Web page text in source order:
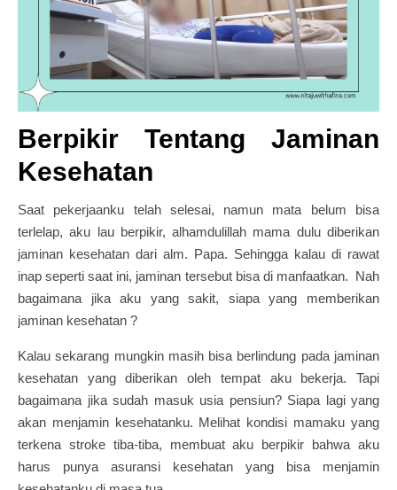
Berpikir Tentang Jaminan
Kesehatan
Saat pekerjaanku telah selesai, namun mata belum bisa
terlelap, aku lau berpikir, alhamdulillah mama dulu diberikan
jaminan kesehatan dari alm. Papa. Sehingga kalau di rawat
inap seperti saat ini, jaminan tersebut bisa di manfaatkan. Nah
bagaimana jika aku yang sakit, siapa yang memberikan
jaminan kesehatan ?
Kalau sekarang mungkin masih bisa berlindung pada jaminan
kesehatan yang diberikan oleh tempat aku bekerja. Tapi
bagaimana jika sudah masuk usia pensiun? Siapa lagi yang
akan menjamin kesehatanku. Melihat kondisi mamaku yang
terkena stroke tiba-tiba, membuat aku berpikir bahwa aku
harus punya asuransi kesehatan yang bisa menjamin